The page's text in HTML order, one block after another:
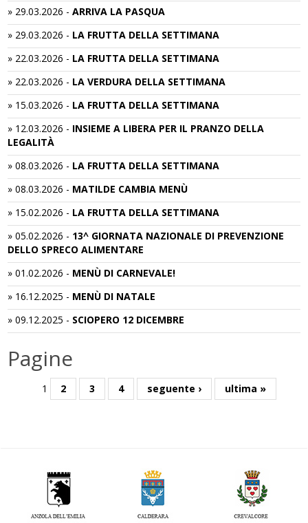
» 29.03.2026 - ARRIVA LA PASQUA
» 29.03.2026 - LA FRUTTA DELLA SETTIMANA
» 22.03.2026 - LA FRUTTA DELLA SETTIMANA
» 22.03.2026 - LA VERDURA DELLA SETTIMANA
» 15.03.2026 - LA FRUTTA DELLA SETTIMANA
» 12.03.2026 - INSIEME A LIBERA PER IL PRANZO DELLA
LEGALITÀ
» 08.03.2026 - LA FRUTTA DELLA SETTIMANA
» 08.03.2026 - MATILDE CAMBIA MENÙ
» 15.02.2026 - LA FRUTTA DELLA SETTIMANA
» 05.02.2026 - 13^ GIORNATA NAZIONALE DI PREVENZIONE
DELLO SPRECO ALIMENTARE
» 01.02.2026 - MENÙ DI CARNEVALE!
» 16.12.2025 - MENÙ DI NATALE
» 09.12.2025 - SCIOPERO 12 DICEMBRE
Pagine
1 2 3 4 seguente › ultima »